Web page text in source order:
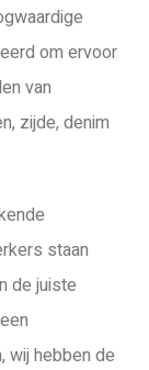
om ervoor
van
zijde, denim
staan
de juiste
wij hebben de